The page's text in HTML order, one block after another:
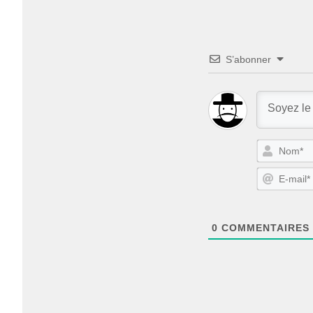
S’abonner
0 COMMENTAIRES